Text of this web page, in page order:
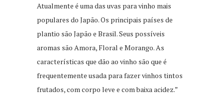
Atualmente é uma das uvas para vinho mais
populares do Japão. Os principais países de
plantio são Japão e Brasil. Seus possíveis
aromas são Amora, Floral e Morango. As
características que dão ao vinho são que é
frequentemente usada para fazer vinhos tintos
frutados, com corpo leve e com baixa acidez.”